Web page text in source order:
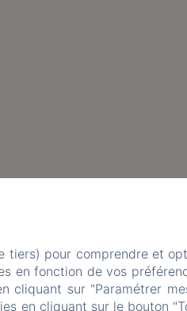
tiers) pour comprendre et
en fonction de vos
cliquant sur "Paramétrer
en cliquant sur le bouton